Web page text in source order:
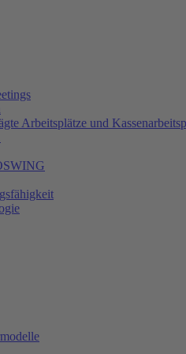
Arbeitsplätze und